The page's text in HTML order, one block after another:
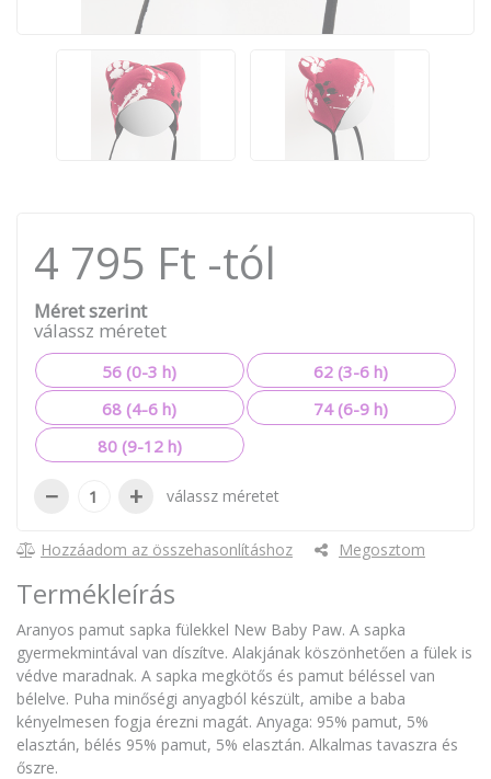
4 795 Ft -tól
Méret szerint
válassz méretet
56 (0-3 h)
62 (3-6 h)
68 (4-6 h)
74 (6-9 h)
80 (9-12 h)
− + válassz méretet
Hozzáadom az összehasonlításhoz Megosztom
Termékleírás
Aranyos pamut sapka fülekkel New Baby Paw. A sapka
gyermekmintával van díszítve. Alakjának köszönhetően a fülek is
védve maradnak. A sapka megkötős és pamut béléssel van
bélelve. Puha minőségi anyagból készült, amibe a baba
kényelmesen fogja érezni magát. Anyaga: 95% pamut, 5%
elasztán, bélés 95% pamut, 5% elasztán. Alkalmas tavaszra és
őszre.